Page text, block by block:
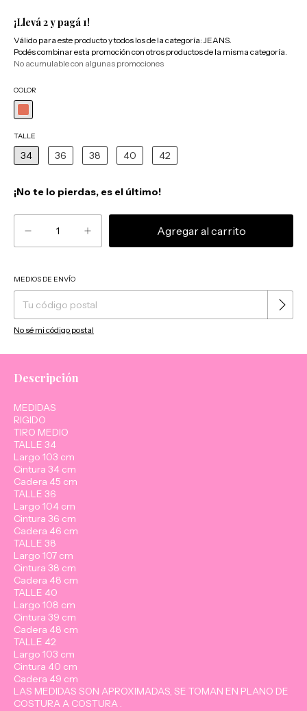
¡Llevá 2 y pagá 1!
Válido para este producto y todos los de la categoría: JEANS.
Podés combinar esta promoción con otros productos de la misma categoría.
No acumulable con algunas promociones
COLOR
TALLE
34 36 38 40 42
¡No te lo pierdas, es el último!
Entregas para el CP:
MEDIOS DE ENVÍO
No sé mi código postal
Descripción
MEDIDAS
RIGIDO
TIRO MEDIO
TALLE 34
Largo 103 cm
Cintura 34 cm
Cadera 45 cm
TALLE 36
Largo 104 cm
Cintura 36 cm
Cadera 46 cm
TALLE 38
Largo 107 cm
Cintura 38 cm
Cadera 48 cm
TALLE 40
Largo 108 cm
Cintura 39 cm
Cadera 48 cm
TALLE 42
Largo 103 cm
Cintura 40 cm
Cadera 49 cm
LAS MEDIDAS SON APROXIMADAS, SE TOMAN EN PLANO DE
COSTURA A COSTURA .